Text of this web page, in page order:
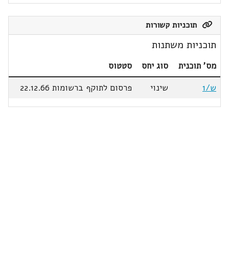
תוכניות קשורות
תוכניות משתנות
מס' תוכנית סוג יחס
סטטוס
ש/1
שינוי פרסום לתוקף ברשומות 22.12.66